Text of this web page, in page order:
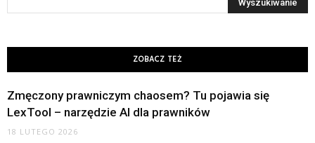
ZOBACZ TEŻ
Zmęczony prawniczym chaosem? Tu pojawia się
LexTool – narzędzie AI dla prawników
18 LUTEGO 2026